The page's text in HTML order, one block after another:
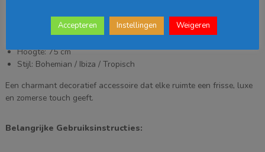
Artikelnummer: 118838
Kleur: Blauw
Hoogte: 75 cm
Stijl: Bohemian / Ibiza / Tropisch
Een charmant decoratief accessoire dat elke ruimte een frisse, luxe
en zomerse touch geeft.
Belangrijke Gebruiksinstructies:
Accepteren Instellingen Weigeren